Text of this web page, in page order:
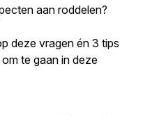
aan roddelen?
deze vragen én 3 tips
te gaan in deze